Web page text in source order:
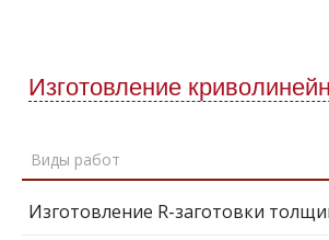
Изготовление
Изготовление R-заготовки
Виды работ